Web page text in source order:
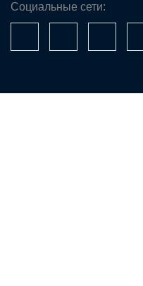
Социальные сети: